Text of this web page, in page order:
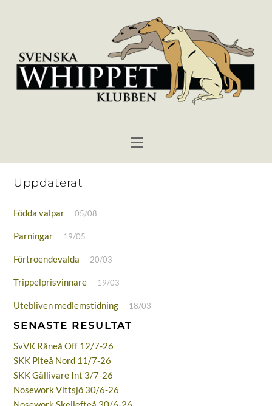
Menu
Uppdaterat
Födda valpar 05/08
Parningar 19/05
Förtroendevalda 20/03
Trippelprisvinnare 19/03
Utebliven medlemstidning 18/03
SENASTE RESULTAT
SvVK Råneå Off 12/7-26
SKK Piteå Nord 11/7-26
SKK Gällivare Int 3/7-26
Nosework Vittsjö 30/6-26